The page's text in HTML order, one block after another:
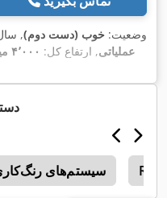
وضعیت: خوب (دست دوم),
عملیاتی, ارتفاع کل: ۴٬۰۰۰ میلی‌متر
قطعه کار (حداکثر):۲٬۲۰۰ میلی‌متر
سیستم‌های